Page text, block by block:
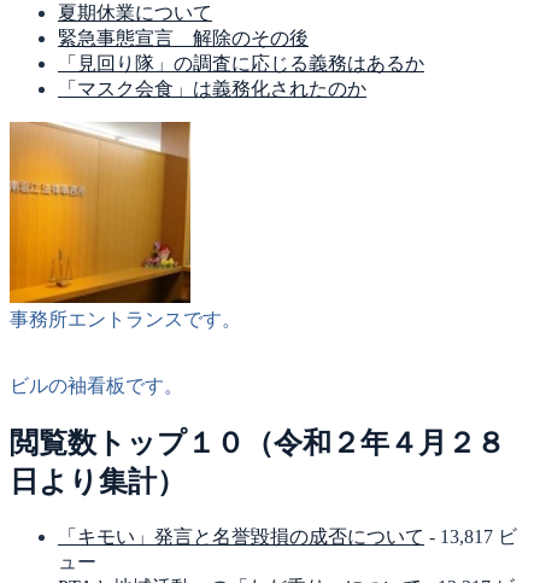
夏期休業について
緊急事態宣言 解除のその後
「見回り隊」の調査に応じる義務はあるか
「マスク会食」は義務化されたのか
事務所エントランスです。
ビルの袖看板です。
閲覧数トップ１０（令和２年４月２８
日より集計）
「キモい」発言と名誉毀損の成否について - 13,817 ビ
ュー